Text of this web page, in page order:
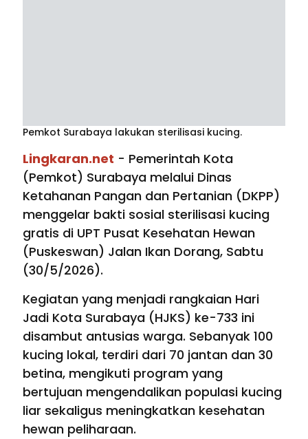
Pemkot Surabaya lakukan sterilisasi kucing.
Lingkaran.net - Pemerintah Kota
(Pemkot) Surabaya melalui Dinas
Ketahanan Pangan dan Pertanian (DKPP)
menggelar bakti sosial sterilisasi kucing
gratis di UPT Pusat Kesehatan Hewan
(Puskeswan) Jalan Ikan Dorang, Sabtu
(30/5/2026).
Kegiatan yang menjadi rangkaian Hari
Jadi Kota Surabaya (HJKS) ke-733 ini
disambut antusias warga. Sebanyak 100
kucing lokal, terdiri dari 70 jantan dan 30
betina, mengikuti program yang
bertujuan mengendalikan populasi kucing
liar sekaligus meningkatkan kesehatan
hewan peliharaan.